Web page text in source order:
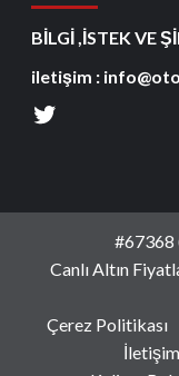
BİLGİ ,İSTEK VE
iletişim :
#67368
Canlı Altın
Çerez Politikası
İletişim